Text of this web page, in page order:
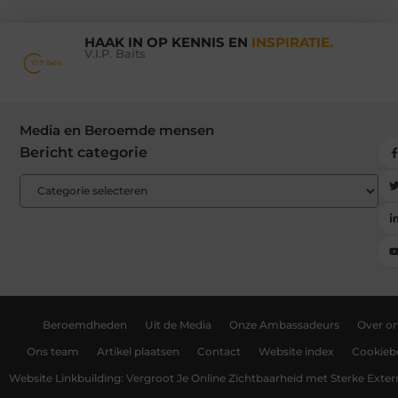
HAAK IN OP KENNIS EN INSPIRATIE.
V.I.P. Baits
Media en Beroemde mensen
Bericht categorie
Beroemdheden Uit de Media Onze Ambassadeurs Over
Ons team Artikel plaatsen Contact Website index
Website Linkbuilding: Vergroot Je Online Zichtbaarheid met Sterke